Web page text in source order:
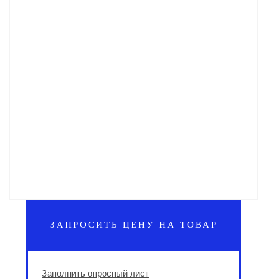
ЗАПРОСИТЬ ЦЕНУ НА ТОВАР
Заполнить опросный лист